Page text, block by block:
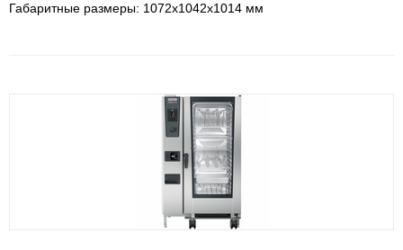
Габаритные размеры: 1072х1042х1014 мм